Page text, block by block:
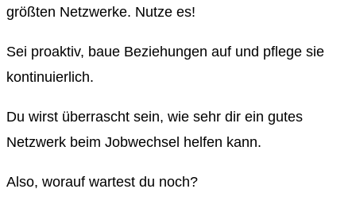
größten Netzwerke. Nutze es!
Sei proaktiv, baue Beziehungen auf und pflege sie
kontinuierlich.
Du wirst überrascht sein, wie sehr dir ein gutes
Netzwerk beim Jobwechsel helfen kann.
Also, worauf wartest du noch?